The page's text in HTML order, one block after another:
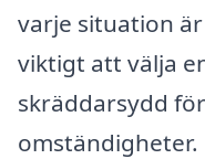
varje situation
viktigt att välja
skräddarsydd
omständigheter.